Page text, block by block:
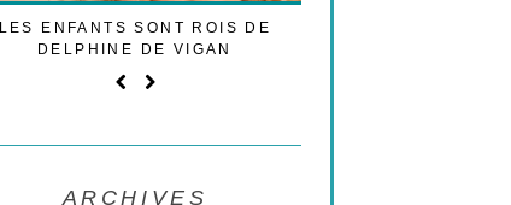
LES ENFANTS SONT ROIS DE
DELPHINE DE VIGAN
ARCHIVES